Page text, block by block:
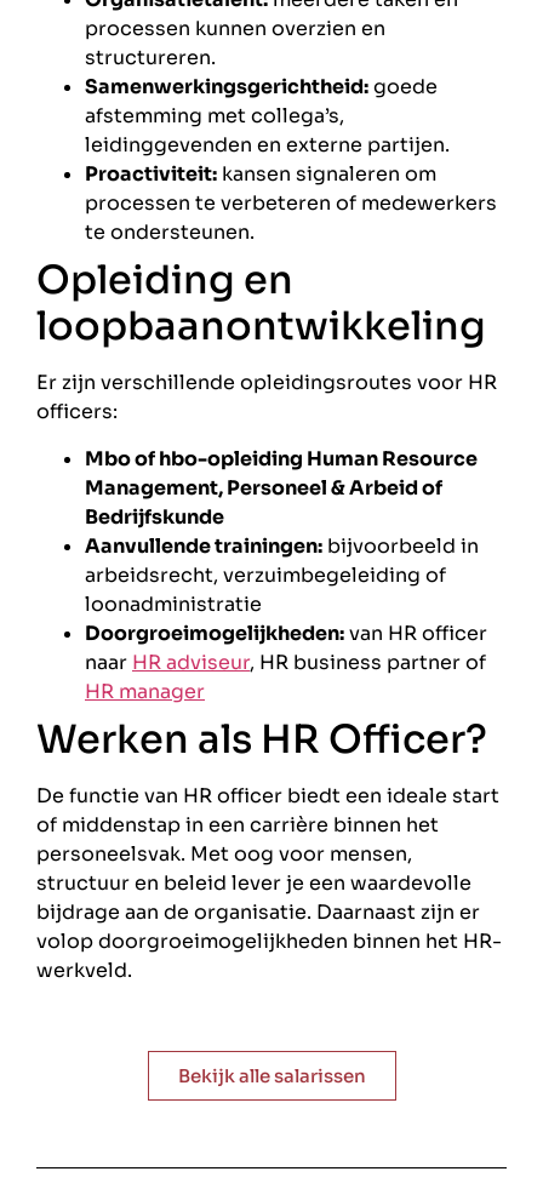
processen kunnen overzien en
structureren.
Samenwerkingsgerichtheid:goede
afstemming met collega’s,
leidinggevenden en externe partijen.
Proactiviteit: kansen signaleren om
processen te verbeteren of medewerkers
te ondersteunen.
Opleiding en
loopbaanontwikkeling
Er zijn verschillende opleidingsroutes voor HR
officers:
Mbo of hbo-opleiding Human Resource
Management, Personeel & Arbeid of
Bedrijfskunde
Aanvullende trainingen: bijvoorbeeld in
arbeidsrecht, verzuimbegeleiding of
loonadministratie
Doorgroeimogelijkheden:van HR officer
naar HR adviseur, HR business partner of
HR manager
Werken als HR Officer?
De functie van HR officer biedt een ideale start
of middenstap in een carrière binnen het
personeelsvak. Met oog voor mensen,
structuur en beleid lever je een waardevolle
bijdrage aan de organisatie. Daarnaast zijn er
volop doorgroeimogelijkheden binnen het HR-
werkveld.
Bekijk alle salarissen